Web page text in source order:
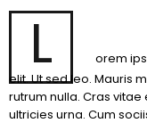
L
orem
elit. Ut sed leo. Mauris
rutrum nulla. Cras
ultricies urna. Cum